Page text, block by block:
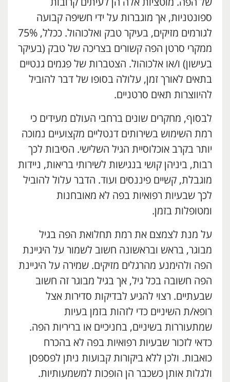
ספונטניות, אך מוגברות על ידי חשיפה קבועה
לגורמים מזיקים, בעיקר טבק ואלכוהול. ככלל, 75%
ממקרי סרטן הפה קשורים בצריכה של טבק (בעיקר
בעישון) ו/או אלכוהול. הצטברות של פגמים גנטיים
בתאים לאורך זמן, עלולה בסופו של דבר להוביל
להיווצרות תאים סרטניים.
לבסוף, מחקרים שונים ברחבי העולם מעידים כי
רמת השימוש בשירותים דנטליים מקצועיים נמוכה
יותר בקרב אוכלוסיית הגיל השלישי. הסיבות לכך
רבות, ביניהן קושי בנגישות לשירותי בריאות, ניידות
מוגבלת, קשיים פיננסים ועוד. הדבר עלול להוביל
לכך שבעיות רפואיות בפה לא מאובחנות
ומטופלות בזמן.
על מנת לצמצם את רמת תחלואת הפה בגיל
מבוגר, בראש ובראשונה חשוב לשמור על היגיינת
הפה ולהימנע מהרגלים מזיקים. שמירה על היגיינת
הפה חשובה בכל גיל, אך בגיל מבוגר זה חשוב
שבעתיים. רצוי להגיע לבדיקות סדירות אצל
רופא/ת השיניים כדי לזהות בזמן בעיות
שמתעוררות בשיניים, בחניכיים או בריריות הפה.
כדאי לזכור שבעיות רפואיות בפה לא בהכרח
כואבות. ולכן ללא ביקורות קבועות ניתן לפספסן
ולגלות אותן כשכבר הן הופכות למשמעותיות.